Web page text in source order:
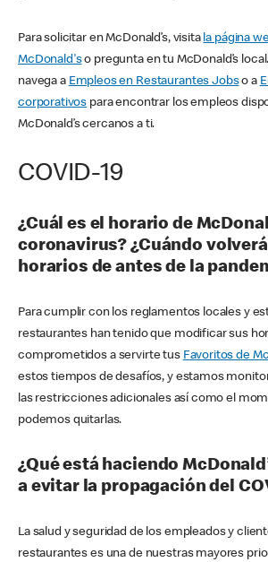
Para solicitar en McDonald’s, visita la página
McDonald'so pregunta en tu McDonald’s
navega a Empleos en Restaurantes Jobso a
corporativos para encontrar los empleos
McDonald’s cercanos a ti.
COVID-19
¿Cuál es el horario de
coronavirus? ¿Cuándo
horarios de antes de la
Para cumplir con los reglamentos locales y
restaurantes han tenido que modificar sus
comprometidos a servirte tus Favoritos de
estos tiempos de desafíos, y estamos
las restricciones adicionales así como el
podemos quitarlas.
¿Qué está haciendo
a evitar la propagación del
La salud y seguridad de los empleados y
restaurantes es una de nuestras mayores